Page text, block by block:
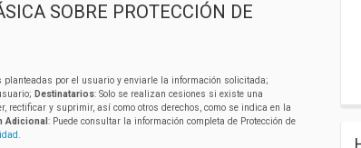
SOBRE PROTECCIÓN DE
planteadas por el usuario y enviarle la información solicitada;
Destinatarios: Solo se realizan cesiones si existe una
rectificar y suprimir, así como otros derechos, como se indica en la
Adicional : Puede consultar la información completa de Protección de